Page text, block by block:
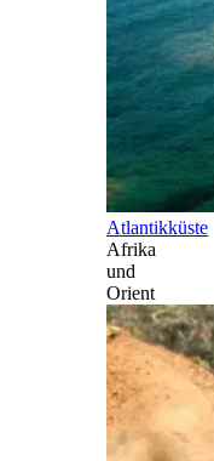
Atlantikküste
Afrika
und
Orient